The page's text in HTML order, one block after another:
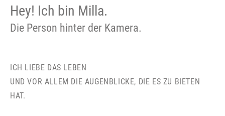
Hey! Ich bin Milla.
Die Person hinter der Kamera.
ICH LIEBE DAS LEBEN
UND VOR ALLEM DIE AUGENBLICKE, DIE ES ZU BIETEN
HAT.